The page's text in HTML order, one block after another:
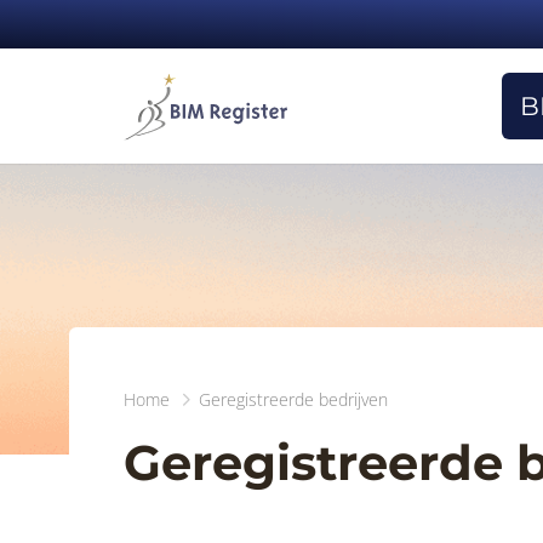
Home Geregistreerde bedrijven
Geregistreerde